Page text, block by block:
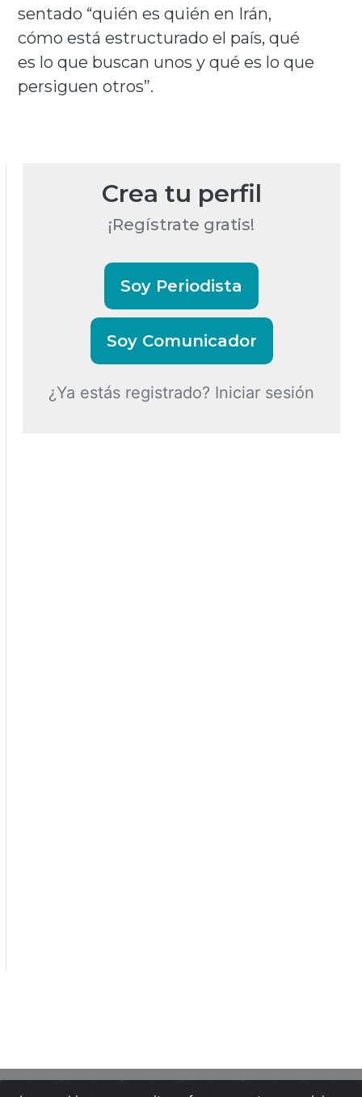
sentado “quién es quién en Irán,
cómo está estructurado el país, qué
es lo que buscan unos y qué es lo que
persiguen otros”.
Crea tu perfil
¡Regístrate gratis!
Soy Periodista
Soy Comunicador
¿Ya estás registrado? Iniciar sesión